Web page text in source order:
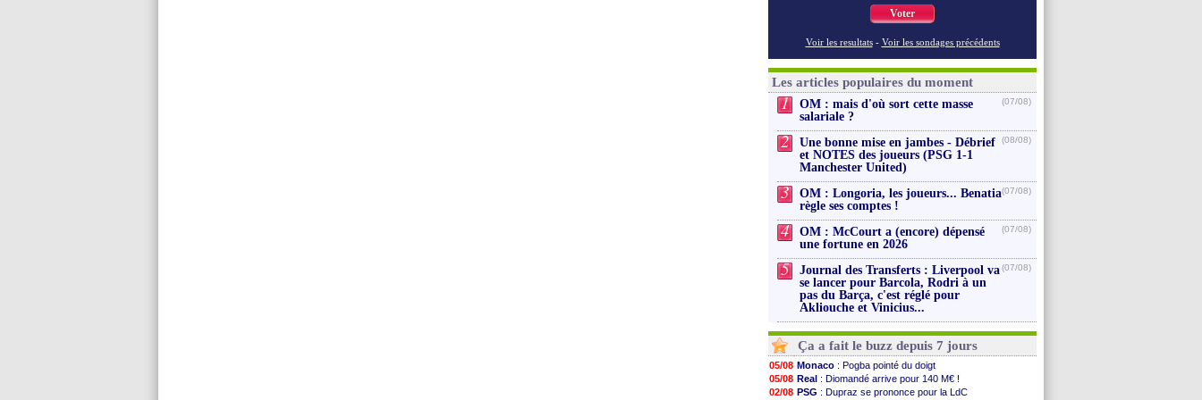
Voter
Voir les resultats - Voir les sondages précédents
Les articles populaires du moment
1
OM : mais d'où sort cette masse
salariale ?
(07/08)
2
Une bonne mise en jambes - Débrief
et NOTES des joueurs (PSG 1-1
Manchester United)
(08/08)
3
OM : Longoria, les joueurs... Benatia
règle ses comptes !
(07/08)
4
OM : McCourt a (encore) dépensé
une fortune en 2026
(07/08)
5
Journal des Transferts : Liverpool va
se lancer pour Barcola, Rodri à un
pas du Barça, c'est réglé pour
Akliouche et Vinicius...
(07/08)
Ça a fait le buzz depuis 7 jours
05/08 Monaco : Pogba pointé du doigt
05/08 Real : Diomandé arrive pour 140 M€ !
02/08 PSG : Dupraz se prononce pour la LdC